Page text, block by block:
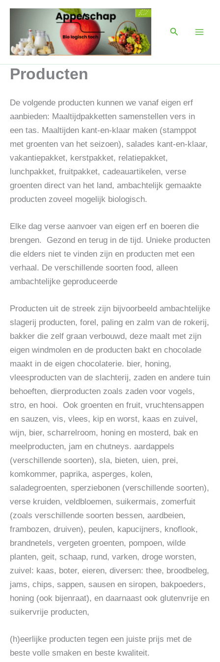
Ga
inhoud
Zoeken
Producten
De volgende producten kunnen we vanaf eigen erf
aanbieden: Maaltijdpakketten samenstellen vers in
een tas. Maaltijden kant-en-klaar maken (stamppot
met groenten van het seizoen), salades kant-en-klaar,
vakantiepakket, kerstpakket, relatiepakket,
lunchpakket, fruitpakket, cadeauartikelen, verse
groenten direct van het land, ambachtelijk gemaakte
producten zoveel mogelijk biologisch.
Elke dag verse aanvoer van eigen erf en boeren die
brengen. Gezond en terug in de tijd. Unieke producten
die elders niet te vinden zijn en producten met een
verhaal. De verschillende soorten food, alleen
ambachtelijke geproduceerde
Producten uit de streek zijn bijvoorbeeld ambachtelijke
slagerij producten, forel, paling en zalm van de rokerij,
bakker die zelf graan verbouwd, deze maalt met zijn
eigen windmolen en de producten bakt en chocolade
maakt in de eigen chocolaterie. bier, honing,
vleesproducten van de slachterij, zaden en andere tuin
behoeften, dierproducten zoals zaden voor vogels,
stro, en hooi. Ook groenten en fruit, vruchtensappen
en sauzen, vis, vlees, kip en worst, kaas en zuivel,
wijn, bier, scharrelroom, honing en mosterd, bak en
meelproducten, jam en chutneys. aardappels
(verschillende soorten), sla, bieten, uien, prei,
komkommer, paprika, asperges, kolen,
saladegroenten, sperziebonen (verschillende soorten),
verse kruiden, veldbloemen, suikermais, zomerfuit
(zoals verschillende soorten bessen, aardbeien,
frambozen, druiven), peulen, kapucijners, knoflook,
brandnetels, vergeten groenten, pompoen, wilde
planten, geit, schaap, rund, varken, droge worsten,
zuivel: kaas, boter, eieren, diversen: thee, broodbeleg,
jams, chips, sappen, sausen en siropen, bakpoeders,
honing (ook bijenraat), en daarnaast ook glutenvrije en
suikervrije producten,
(h)eerlijke producten tegen een juiste prijs met de
beste volle smaken en beste kwaliteit.